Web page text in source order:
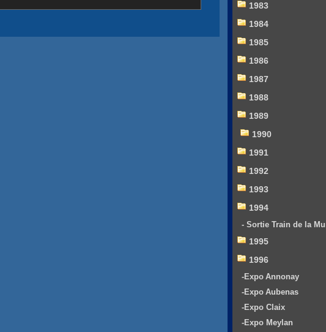
1983
1984
1985
1986
1987
1988
1989
1990
1991
1992
1993
1994
- Sortie Train de la
1995
1996
-Expo Annonay
-Expo Aubenas
-Expo Claix
-Expo Meylan